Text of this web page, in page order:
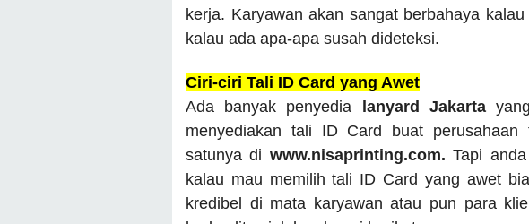
kerja. Karyawan akan sangat berbahaya
kalau ada apa-apa susah dideteksi.
Ciri-ciri Tali ID Card yang Awet
Ada banyak penyedia
lanyard Jakarta
menyediakan tali ID Card buat perusahaan
satunya di www.nisaprinting.com. Tapi
kalau mau memilih tali ID Card yang awet
kredibel di mata karyawan atau pun para